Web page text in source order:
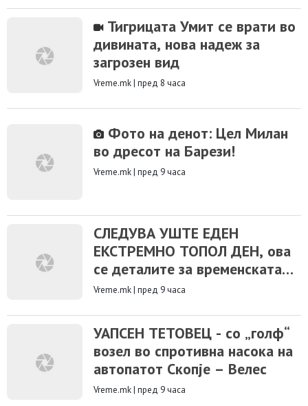
Тигрицата Умит се врати во
дивината, нова надеж за
загрозен вид
Vreme.mk| пред 8 часа
Фото на денот: Цел Милан
во дресот на Барези!
Vreme.mk| пред 9 часа
СЛЕДУВА УШТЕ ЕДЕН
ЕКСТРЕМНО ТОПОЛ ДЕН, ова
се деталите за временската
прогноза
Vreme.mk| пред 9 часа
УАПСЕН ТЕТОВЕЦ - со „голф“
возел во спротивна насока на
автопатот Скопје – Велес
Vreme.mk| пред 9 часа